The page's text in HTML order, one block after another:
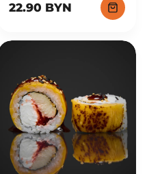
22.90 BYN